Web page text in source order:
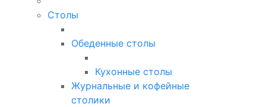
Столы
Обеденные столы
Кухонные столы
Журнальные и кофейные
столики